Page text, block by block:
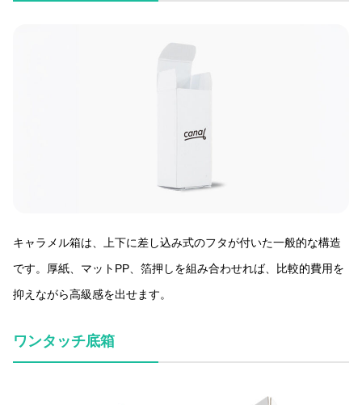
キャラメル箱は、上下に差し込み式のフタが付いた一般的な構造
です。厚紙、マットPP、箔押しを組み合わせれば、比較的費用を
抑えながら高級感を出せます。
ワンタッチ底箱